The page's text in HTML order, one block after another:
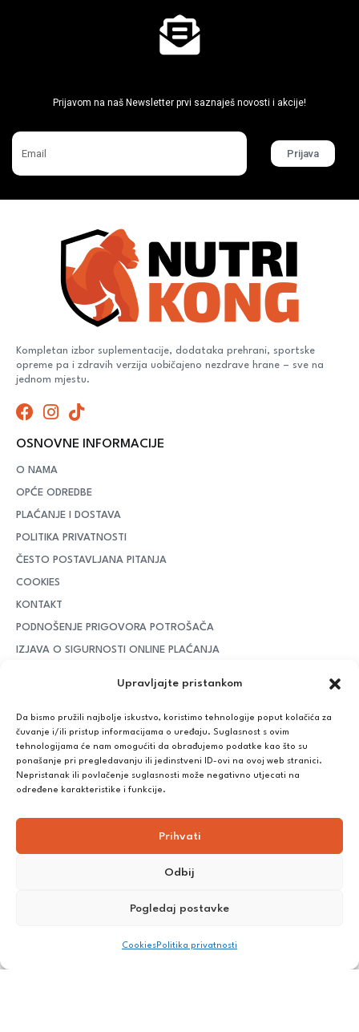
Upravljajte pristankom
Da bismo pružili najbolje iskustvo, koristimo tehnologije poput kolačića za
čuvanje i/ili pristup informacijama o uređaju. Suglasnost s ovim
tehnologijama će nam omogućiti da obrađujemo podatke kao što su
ponašanje pri pregledavanju ili jedinstveni ID-ovi na ovoj web stranici.
Nepristanak ili povlačenje suglasnosti može negativno utjecati na
određene karakteristike i funkcije.
Prihvati
Odbij
Pogledaj postavke
CookiesPolitika privatnosti
Prijavom na naš Newsletter prvi saznaješ novosti i akcije!
Prijava
Kompletan izbor suplementacije, dodataka prehrani, sportske
opreme pa i zdravih verzija uobičajeno nezdrave hrane – sve na
jednom mjestu.
OSNOVNE INFORMACIJE
O NAMA
OPĆE ODREDBE
PLAĆANJE I DOSTAVA
POLITIKA PRIVATNOSTI
ČESTO POSTAVLJANA PITANJA
COOKIES
KONTAKT
PODNOŠENJE PRIGOVORA POTROŠAČA
IZJAVA O SIGURNOSTI ONLINE PLAĆANJA
PLAĆANJE I DOSTAVA
DPD Kurirska služba– iznad potrošenih 55 eura dostava je
besplatna, dok je za manje iznose potrebno izdvojiti 5 eura